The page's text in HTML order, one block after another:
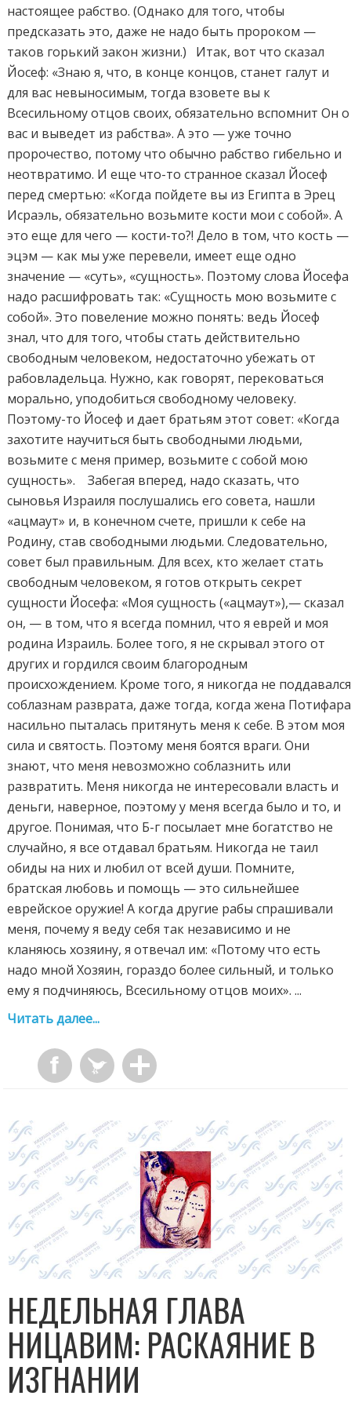
настоящее рабство. (Однако для того, чтобы
предсказать это, даже не надо быть пророком —
таков горький закон жизни.) Итак, вот что сказал
Йосеф: «Знаю я, что, в конце концов, станет галут и
для вас невыносимым, тогда взовете вы к
Всесильному отцов своих, обязательно вспомнит Он о
вас и выведет из рабства». А это — уже точно
пророчество, потому что обычно рабство гибельно и
неотвратимо. И еще что-то странное сказал Йосеф
перед смертью: «Когда пойдете вы из Египта в Эрец
Исраэль, обязательно возьмите кости мои с собой». А
это еще для чего — кости-то?! Дело в том, что кость —
эцэм — как мы уже перевели, имеет еще одно
значение — «суть», «сущность». Поэтому слова Йосефа
надо расшифровать так: «Сущность мою возьмите с
собой». Это повеление можно понять: ведь Йосеф
знал, что для того, чтобы стать действительно
свободным человеком, недостаточно убежать от
рабовладельца. Нужно, как говорят, перековаться
морально, уподобиться свободному человеку.
Поэтому-то Йосеф и дает братьям этот совет: «Когда
захотите научиться быть свободными людьми,
возьмите с меня пример, возьмите с собой мою
сущность». Забегая вперед, надо сказать, что
сыновья Израиля послушались его совета, нашли
«ацмаут» и, в конечном счете, пришли к себе на
Родину, став свободными людьми. Следовательно,
совет был правильным. Для всех, кто желает стать
свободным человеком, я готов открыть секрет
сущности Йосефа: «Моя сущность («ацмаут»),— сказал
он, — в том, что я всегда помнил, что я еврей и моя
родина Израиль. Более того, я не скрывал этого от
других и гордился своим благородным
происхождением. Кроме того, я никогда не поддавался
соблазнам разврата, даже тогда, когда жена Потифара
насильно пыталась притянуть меня к себе. В этом моя
сила и святость. Поэтому меня боятся враги. Они
знают, что меня невозможно соблазнить или
развратить. Меня никогда не интересовали власть и
деньги, наверное, поэтому у меня всегда было и то, и
другое. Понимая, что Б-г посылает мне богатство не
случайно, я все отдавал братьям. Никогда не таил
обиды на них и любил от всей души. Помните,
братская любовь и помощь — это сильнейшее
еврейское оружие! А когда другие рабы спрашивали
меня, почему я веду себя так независимо и не
кланяюсь хозяину, я отвечал им: «Потому что есть
надо мной Хозяин, гораздо более сильный, и только
ему я подчиняюсь, Всесильному отцов моих». ...
Читать далее...
НЕДЕЛЬНАЯ ГЛАВА
НИЦАВИМ: РАСКАЯНИЕ В
ИЗГНАНИИ